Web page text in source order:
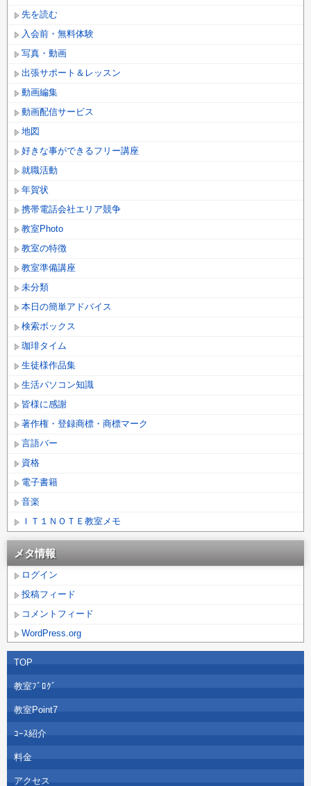
先を読む
入会前・無料体験
写真・動画
出張サポート＆レッスン
動画編集
動画配信サービス
地図
好きな事ができるフリー講座
就職活動
年賀状
携帯電話会社エリア競争
教室Photo
教室の特徴
教室準備講座
未分類
本日の簡単アドバイス
検索ボックス
珈琲タイム
生徒様作品集
生活パソコン知識
皆様に感謝
著作権・登録商標・商標マーク
言語バー
資格
電子書籍
音楽
ＩＴ１ＮＯＴＥ教室メモ
メタ情報
ログイン
投稿フィード
コメントフィード
WordPress.org
TOP
教室ﾌﾞﾛｸﾞ
教室Point7
ｺｰｽ紹介
料金
アクセス